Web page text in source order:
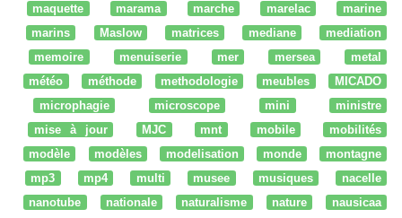
maquette
marama marche marelac
marine
marins
Maslow matrices mediane
mediation
memoire
menuiserie mer mersea
metal
météo
méthode methodologie meubles
MICADO
microphagie
microscope mini
ministre
mise à jour
MJC mnt mobile
mobilités
modèle
modèles modelisation monde
montagne
mp3
mp4 multi musee musiques
nacelle
nanotube
nationale naturalisme nature
nausicaa